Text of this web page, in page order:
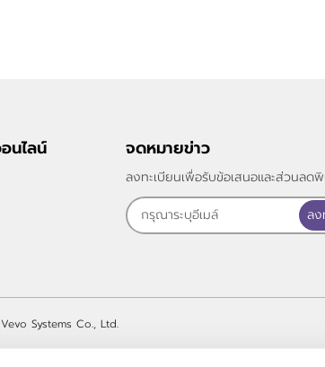
นไลน์ จดหมายข่าว
ลงทะเบียนเพื่อรับข้อเสนอและส่วนลด
ลง
Vevo Systems Co., Ltd.